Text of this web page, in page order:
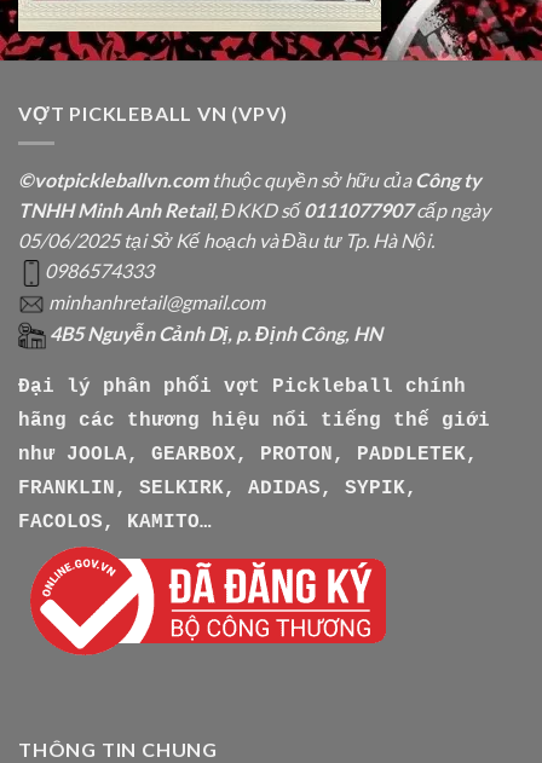
VỢT PICKLEBALL VN (VPV)
©votpickleballvn.comthuộc quyền sở hữu củaCông ty
TNHH Minh Anh Retail, ĐKKD số0111077907cấp ngày
05/06/2025 tại Sở Kế hoạch và Đầu tư Tp. Hà Nội.
0986574333
minhanhretail@gmail.com
4B5 Nguyễn Cảnh Dị, p. Định Công, HN
Đại lý phân phối vợt Pickleball chính
hãng các thương hiệu nổi tiếng thế giới
như
JOOLA, GEARBOX, PROTON, PADDLETEK,
FRANKLIN, SELKIRK, ADIDAS, SYPIK,
FACOLOS, KAMITO…
THÔNG TIN CHUNG